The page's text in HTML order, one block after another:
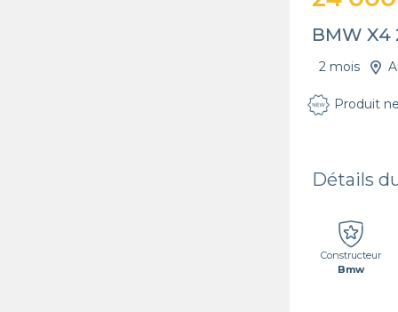
BMW X4
2 mois
Produit
Détails
Constructeur
Bmw